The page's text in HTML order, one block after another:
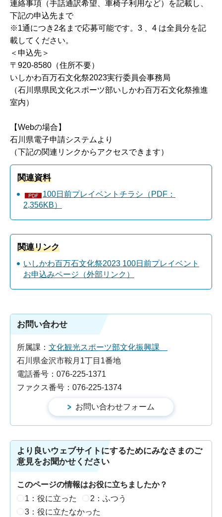
連絡事項（手話通訳希望、車椅子利用など）を記載し、
下記の申込先まで
※1通につき2名まで応募可能です。3 、4 は全員分を記
載してください。
＜申込先＞
〒920-8580（住所不要）
いしかわ百万石文化祭2023実行委員会事務局
（石川県県民文化スポーツ部いしかわ百万石文化祭推進
室内）
【Webの場合】
石川県電子申請システムより
（下記の関連リンクからアクセスできます）
関連資料
100日前プレイベントチラシ（PDF：
2,356KB）
関連リンク
いしかわ百万石文化祭2023 100日前プレイベント
お申込みページ（外部リンク）
お問い合わせ
所属課： 文化観光スポーツ部文化振興課
石川県金沢市鞍月1丁目1番地
電話番号：076-225-1371
ファクス番号：076-225-1374
より良いウェブサイトにするためにみなさまのご
意見をお聞かせください
このページの情報はお役に立ちましたか？
1：役に立った
2：ふつう
3：役に立たなかった